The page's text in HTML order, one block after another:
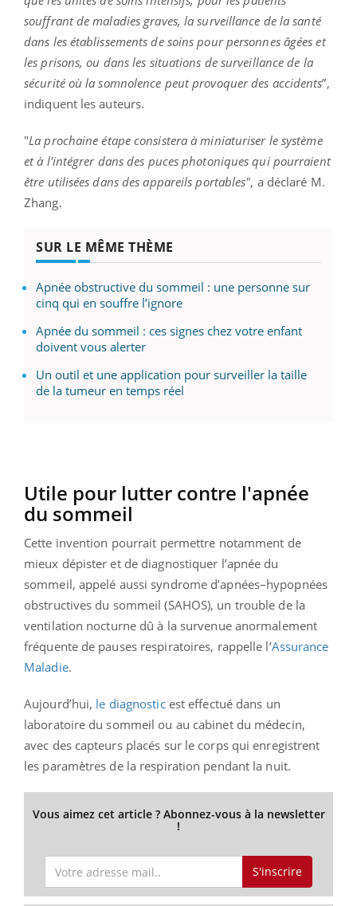
souffrant de maladies graves, la surveillance de la santé
dans les établissements de soins pour personnes âgées et
les prisons, ou dans les situations de surveillance de la
sécurité où la somnolence peut provoquer des accidents”,
indiquent les auteurs.
"La prochaine étape consistera à miniaturiser le système
et à l'intégrer dans des puces photoniques qui pourraient
être utilisées dans des appareils portables", a déclaré M.
Zhang.
SUR LE MÊME THÈME
Apnée obstructive du sommeil : une personne sur
cinq qui en souffre l’ignore
Apnée du sommeil : ces signes chez votre enfant
doivent vous alerter
Un outil et une application pour surveiller la taille
de la tumeur en temps réel
Utile pour lutter contre l'apnée
du sommeil
Cette invention pourrait permettre notamment de
mieux dépister et de diagnostiquer l’apnée du
sommeil, appelé aussi syndrome d’apnées–hypopnées
obstructives du sommeil (SAHOS), un trouble de la
ventilation nocturne dû à la survenue anormalement
fréquente de pauses respiratoires, rappelle l’Assurance
Maladie.
Aujourd’hui, le diagnosticest effectué dans un
laboratoire du sommeil ou au cabinet du médecin,
avec des capteurs placés sur le corps qui enregistrent
les paramètres de la respiration pendant la nuit.
Vous aimez cet article ? Abonnez-vous à la newsletter
!
S'inscrire